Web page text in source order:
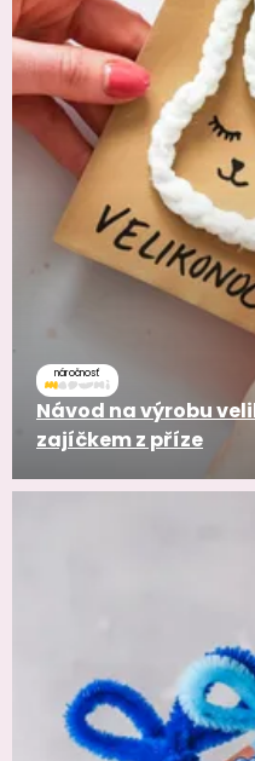
náročnosť
Návod na výrobu
zajíčkem z příze